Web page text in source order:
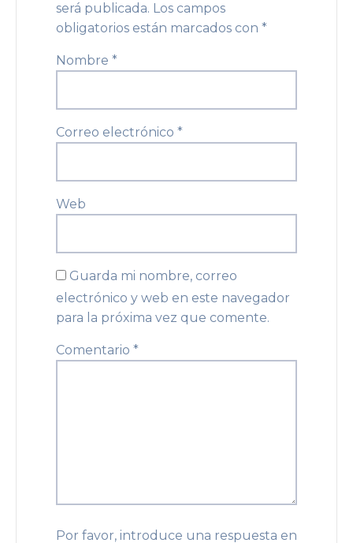
será publicada. Los campos
obligatorios están marcados con *
Nombre *
Correo electrónico *
Web
Guarda mi nombre, correo
electrónico y web en este navegador
para la próxima vez que comente.
Comentario *
Por favor, introduce una respuesta en